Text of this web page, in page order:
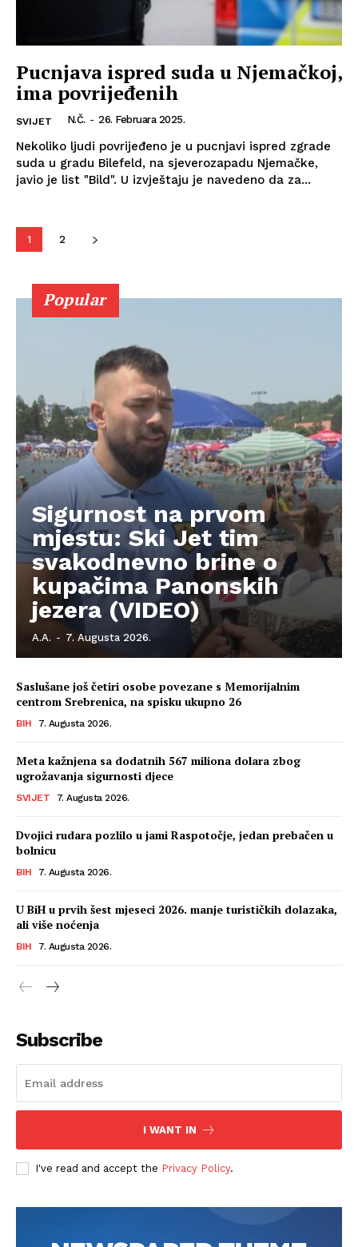
Info
Impressum
Pucnjava ispred suda u Njemačkoj,
ima povrijeđenih
SVIJET N.Č. - 26. Februara 2025.
Nekoliko ljudi povrijeđeno je u pucnjavi ispred zgrade
suda u gradu Bilefeld, na sjeverozapadu Njemačke,
javio je list "Bild". U izvještaju je navedeno da za...
1 2
Popular
Sigurnost na prvom
mjestu: Ski Jet tim
svakodnevno brine o
kupačima Panonskih
jezera (VIDEO)
A.A. - 7. Augusta 2026.
Saslušane još četiri osobe povezane s Memorijalnim
centrom Srebrenica, na spisku ukupno 26
BIH 7. Augusta 2026.
Meta kažnjena sa dodatnih 567 miliona dolara zbog
ugrožavanja sigurnosti djece
SVIJET 7. Augusta 2026.
Dvojici rudara pozlilo u jami Raspotočje, jedan prebačen u
bolnicu
BIH 7. Augusta 2026.
U BiH u prvih šest mjeseci 2026. manje turističkih dolazaka,
ali više noćenja
BIH 7. Augusta 2026.
Subscribe
I WANT IN
I've read and accept the Privacy Policy.